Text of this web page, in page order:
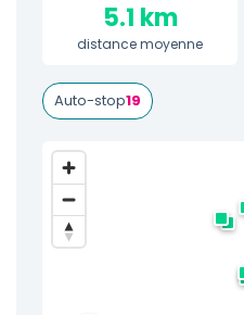
5.1 km
distance moyenne
Auto-stop19